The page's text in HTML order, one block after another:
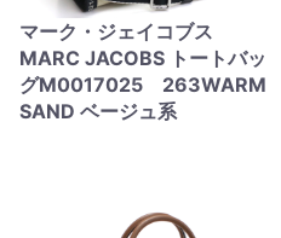
マーク・ジェイコブス
MARC JACOBS トートバッ
グM0017025 263WARM
SAND ベージュ系